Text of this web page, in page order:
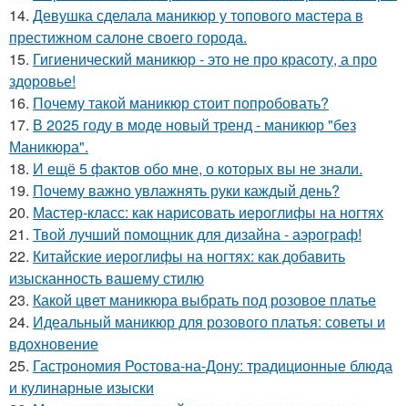
14. Девушка сделала маникюр у топового мастера в
престижном салоне своего города.
15. Гигиенический маникюр - это не про красоту, а про
здоровье!
16. Почему такой маникюр стоит попробовать?
17. В 2025 году в моде новый тренд - маникюр "без
Маникюра".
18. И ещё 5 фактов обо мне, о которых вы не знали.
19. Почему важно увлажнять руки каждый день?
20. Мастер-класс: как нарисовать иероглифы на ногтях
21. Твой лучший помощник для дизайна - аэрограф!
22. Китайские иероглифы на ногтях: как добавить
изысканность вашему стилю
23. Какой цвет маникюра выбрать под розовое платье
24. Идеальный маникюр для розового платья: советы и
вдохновение
25. Гастрономия Ростова-на-Дону: традиционные блюда
и кулинарные изыски